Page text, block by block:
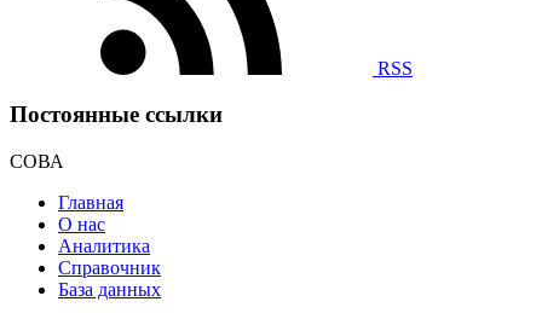
RSS
Постоянные ссылки
СОВА
Главная
О нас
Аналитика
Справочник
База данных